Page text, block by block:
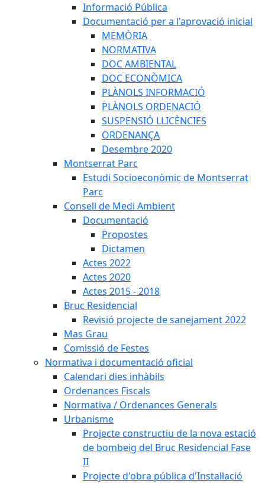
Informació Pública
Documentació per a l'aprovació inicial
MEMÒRIA
NORMATIVA
DOC AMBIENTAL
DOC ECONÒMICA
PLÀNOLS INFORMACIÓ
PLÀNOLS ORDENACIÓ
SUSPENSIÓ LLICÈNCIES
ORDENANÇA
Desembre 2020
Montserrat Parc
Estudi Socioeconòmic de Montserrat
Parc
Consell de Medi Ambient
Documentació
Propostes
Dictamen
Actes 2022
Actes 2020
Actes 2015 - 2018
Bruc Residencial
Revisió projecte de sanejament 2022
Mas Grau
Comissió de Festes
Normativa i documentació oficial
Calendari dies inhàbils
Ordenances Fiscals
Normativa / Ordenances Generals
Urbanisme
Projecte constructiu de la nova estació
de bombeig del Bruc Residencial Fase
II
Projecte d'obra pública d'Instal·lació